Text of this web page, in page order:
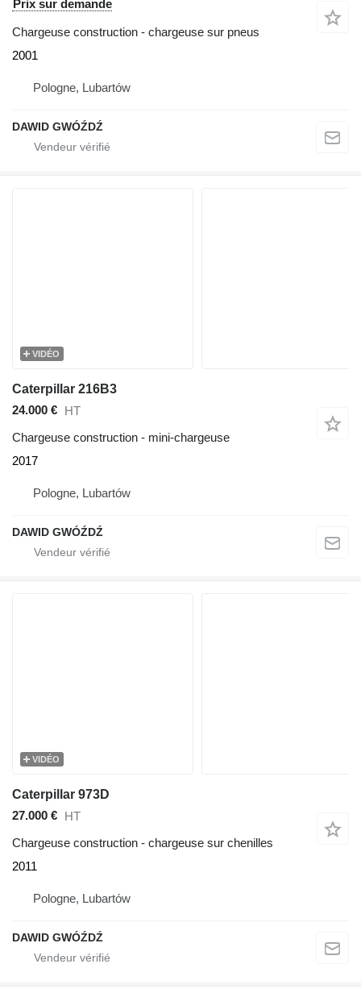
Prix sur demande
Chargeuse construction - chargeuse sur pneus
2001
Pologne, Lubartów
DAWID GWÓŹDŹ
VIDÉO
Caterpillar 216B3
24.000 € HT
Chargeuse construction - mini-chargeuse
2017
Pologne, Lubartów
DAWID GWÓŹDŹ
VIDÉO
Caterpillar 973D
27.000 € HT
Chargeuse construction - chargeuse sur chenilles
2011
Pologne, Lubartów
DAWID GWÓŹDŹ